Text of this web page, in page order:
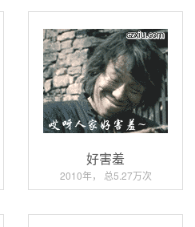
好害羞
2010年， 总5.27万次